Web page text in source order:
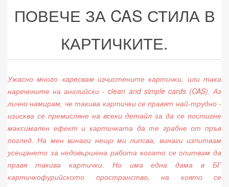
ПОВЕЧЕ ЗА CAS СТИЛА В
КАРТИЧКИТЕ.
Ужасно много харесвам изчистените картички, или така
наречените на английски - clean and simple cards (CAS). Аз
лично намирам, че такива картички се правят най-трудно -
изисква се премисляне на всеки детайл за да се постигне
максимален ефект и картичката да те грабне от пръв
поглед. На мен винаги нещо ми липсва, винаги изпитвам
усещането за недовършена работа когато се опитвам да
правя такива картички. Но има една дама в БГ
картичкофурийското пространство, на която се